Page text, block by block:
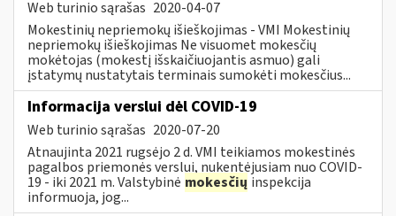
Web turinio sąrašas 2020-04-07
Mokestinių nepriemokų išieškojimas - VMI Mokestinių
nepriemokų išieškojimas Ne visuomet mokesčių
mokėtojas (mokestį išskaičiuojantis asmuo) gali
įstatymų nustatytais terminais sumokėti mokesčius...
Informacija verslui dėl COVID-19
Web turinio sąrašas 2020-07-20
Atnaujinta 2021 rugsėjo 2 d. VMI teikiamos mokestinės
pagalbos priemonės verslui, nukentėjusiam nuo COVID-
19 - iki 2021 m. Valstybinė mokesčių inspekcija
informuoja, jog...